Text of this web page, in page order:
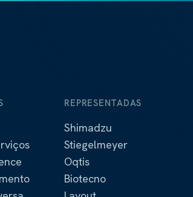
REPRESENTADAS
Shimadzu
Stiegelmeyer
Oqtis
Biotecno